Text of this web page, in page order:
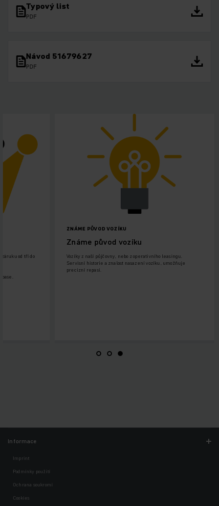
Typový list
PDF
Návod 51679627
PDF
od tří do
ZNÁME PŮVOD VOZÍKU
Známe původ vozíku
Vozíky z naší půjčovny, nebo z operativního leasingu.
Servisní historie a znalost nasazení vozíku, umožňuje
precizní repasi.
Informace
Imprint
Podmínky použití
Ochrana soukromí
Cookies